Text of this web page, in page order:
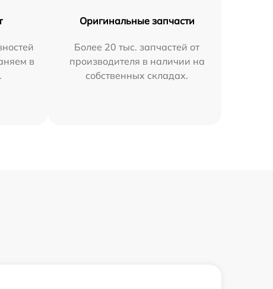
в
Оригинальные запчасти
Более 20 тыс. запчастей от
производителя в наличии на
собственных складах.